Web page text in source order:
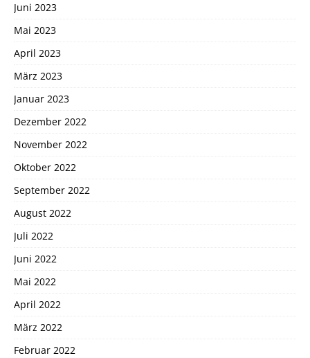
Juni 2023
Mai 2023
April 2023
März 2023
Januar 2023
Dezember 2022
November 2022
Oktober 2022
September 2022
August 2022
Juli 2022
Juni 2022
Mai 2022
April 2022
März 2022
Februar 2022